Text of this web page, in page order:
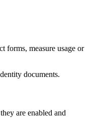
forms, measure usage or
documents.
are enabled and